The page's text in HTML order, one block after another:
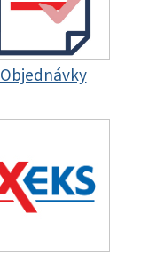
Objednávky